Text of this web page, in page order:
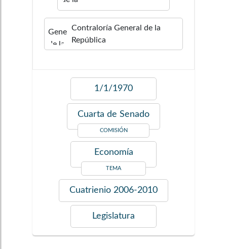
Contraloría General de la
República
1/1/1970
Cuarta de Senado
COMISIÓN
Economía
TEMA
Cuatrienio 2006-2010
Legislatura